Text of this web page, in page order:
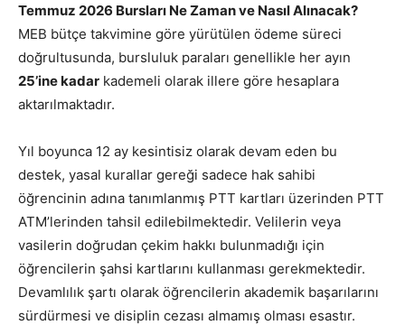
Temmuz 2026 Bursları Ne Zaman ve Nasıl Alınacak?
MEB bütçe takvimine göre yürütülen ödeme süreci
doğrultusunda, bursluluk paraları genellikle her ayın
25’ine kadar kademeli olarak illere göre hesaplara
aktarılmaktadır.
Yıl boyunca 12 ay kesintisiz olarak devam eden bu
destek, yasal kurallar gereği sadece hak sahibi
öğrencinin adına tanımlanmış PTT kartları üzerinden PTT
ATM’lerinden tahsil edilebilmektedir. Velilerin veya
vasilerin doğrudan çekim hakkı bulunmadığı için
öğrencilerin şahsi kartlarını kullanması gerekmektedir.
Devamlılık şartı olarak öğrencilerin akademik başarılarını
sürdürmesi ve disiplin cezası almamış olması esastır.